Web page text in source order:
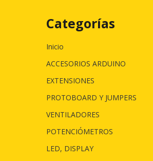
Categorías
Inicio
ACCESORIOS ARDUINO
EXTENSIONES
PROTOBOARD Y JUMPERS
VENTILADORES
POTENCIÓMETROS
LED, DISPLAY